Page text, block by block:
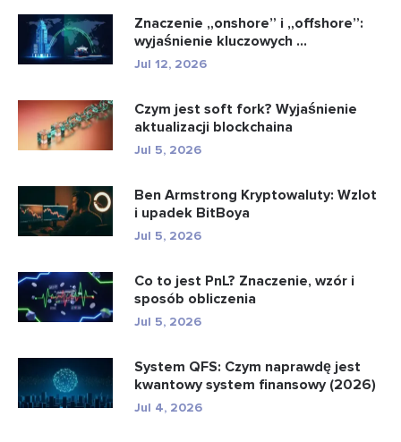
Znaczenie „onshore” i „offshore”:
wyjaśnienie kluczowych ...
Jul 12, 2026
Czym jest soft fork? Wyjaśnienie
aktualizacji blockchaina
Jul 5, 2026
Ben Armstrong Kryptowaluty: Wzlot
i upadek BitBoya
Jul 5, 2026
Co to jest PnL? Znaczenie, wzór i
sposób obliczenia
Jul 5, 2026
System QFS: Czym naprawdę jest
kwantowy system finansowy (2026)
Jul 4, 2026